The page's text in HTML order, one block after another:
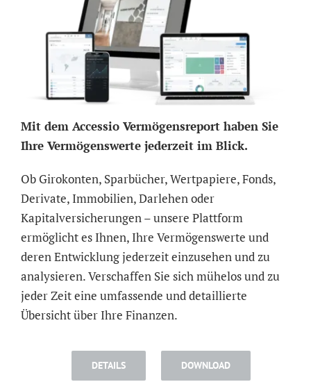
Mit dem Accessio Vermögensreport haben Sie
Ihre Vermögenswerte jederzeit im Blick.
Ob Girokonten, Sparbücher, Wertpapiere, Fonds,
Derivate, Immobilien, Darlehen oder
Kapitalversicherungen – unsere Plattform
ermöglicht es Ihnen, Ihre Vermögenswerte und
deren Entwicklung jederzeit einzusehen und zu
analysieren. Verschaffen Sie sich mühelos und zu
jeder Zeit eine umfassende und detaillierte
Übersicht über Ihre Finanzen.
DETAILS DOWNLOAD